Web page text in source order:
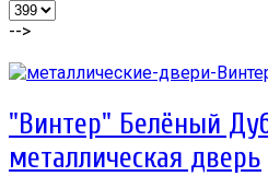
-->
"Винтер" Белёный
металлическая дверь